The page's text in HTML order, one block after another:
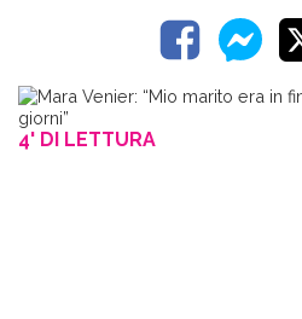
4' DI LETTURA